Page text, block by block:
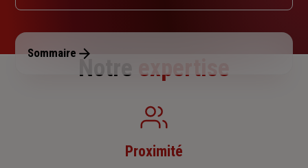
Dimanche : Fermé
Sommaire
Notre expertise
Proximité